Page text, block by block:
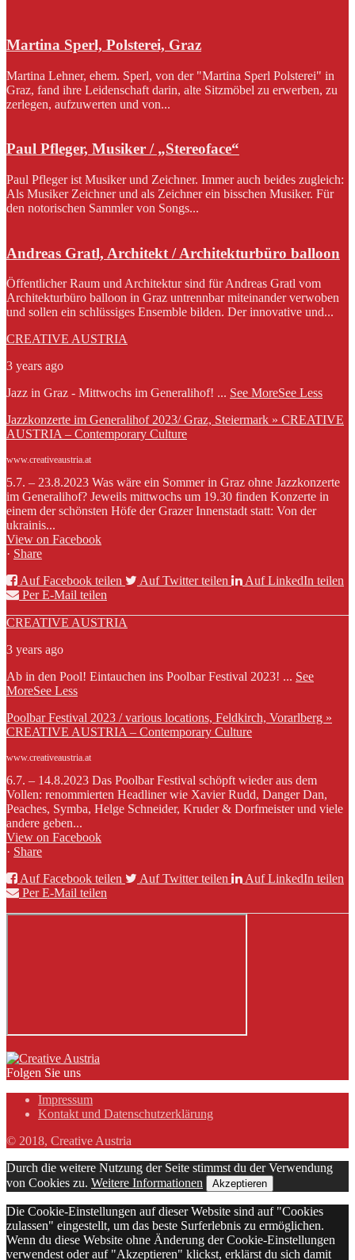
Martina Sperl, Polsterei, Graz
Martina Lehner, ehem. Sperl, von der "Martina Sperl Polsterei" in
Graz, fand ihre Leidenschaft darin, alte Sitzmöbel zu erwerben, zu
zerlegen, aufzuwerten und von...
Paul Pfleger, Musiker / „Stereoface“
Paul Pfleger ist Musiker und Zeichner. Immer auch beides zugleich:
Als Musiker Zeichner und als Zeichner ein bisschen Musiker. Für
den notorischen Sammler von Songs...
Andreas Gratl, Architekt / Architekturbüro balloon
Öffentlicher Raum und Architektur sind für Andreas Gratl vom
Architekturbüro balloon in Graz untrennbar miteinander verwoben
und sollen ein schlüssiges Ensemble bilden. Der innovative und...
CREATIVE AUSTRIA
3 years ago
Jazz in Graz - Mittwochs im Generalihof! ... See MoreSee Less
Jazzkonzerte im Generalihof 2023/ Graz, Steiermark » CREATIVE
AUSTRIA – Contemporary Culture
www.creativeaustria.at
5.7. – 23.8.2023 Was wäre ein Sommer in Graz ohne Jazzkonzerte
im Generalihof? Jeweils mittwochs um 19.30 finden Konzerte in
einem der schönsten Höfe der Grazer Innenstadt statt: Von der
ukrainis...
View on Facebook
· Share
Auf Facebook teilen
Auf Twitter teilen
Auf LinkedIn teilen
Per E-Mail teilen
CREATIVE AUSTRIA
3 years ago
Ab in den Pool! Eintauchen ins Poolbar Festival 2023! ... See
MoreSee Less
Poolbar Festival 2023 / various locations, Feldkirch, Vorarlberg »
CREATIVE AUSTRIA – Contemporary Culture
www.creativeaustria.at
6.7. – 14.8.2023 Das Poolbar Festival schöpft wieder aus dem
Vollen: renommierten Headliner wie Xavier Rudd, Danger Dan,
Peaches, Symba, Helge Schneider, Kruder & Dorfmeister und viele
andere geben...
View on Facebook
· Share
Auf Facebook teilen
Auf Twitter teilen
Auf LinkedIn teilen
Per E-Mail teilen
Folgen Sie uns
Impressum
Kontakt und Datenschutzerklärung
© 2018, Creative Austria
Durch die weitere Nutzung der Seite stimmst du der Verwendung
von Cookies zu. Weitere Informationen Akzeptieren
Die Cookie-Einstellungen auf dieser Website sind auf "Cookies
zulassen" eingestellt, um das beste Surferlebnis zu ermöglichen.
Wenn du diese Website ohne Änderung der Cookie-Einstellungen
verwendest oder auf "Akzeptieren" klickst, erklärst du sich damit